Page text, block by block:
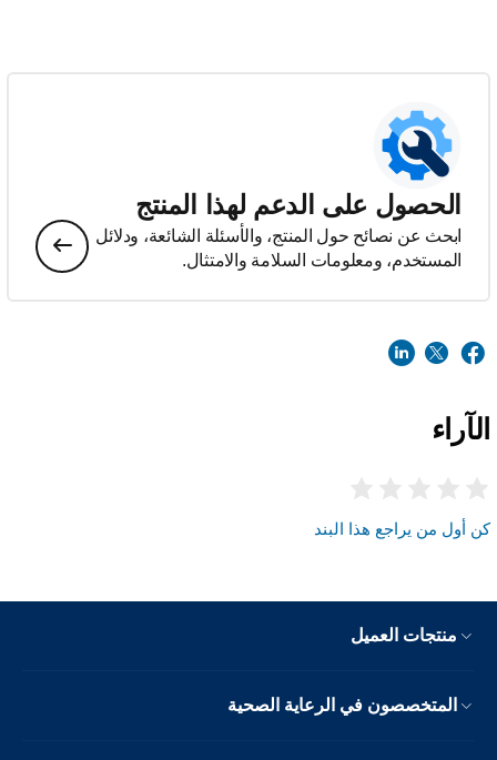
الحصول على الدعم لهذا المنتج
ابحث عن نصائح حول المنتج، والأسئلة الشائعة، ودلائل
المستخدم، ومعلومات السلامة والامتثال.
الآراء
كن أول من يراجع هذا البند
منتجات العميل
المتخصصون في الرعاية الصحية